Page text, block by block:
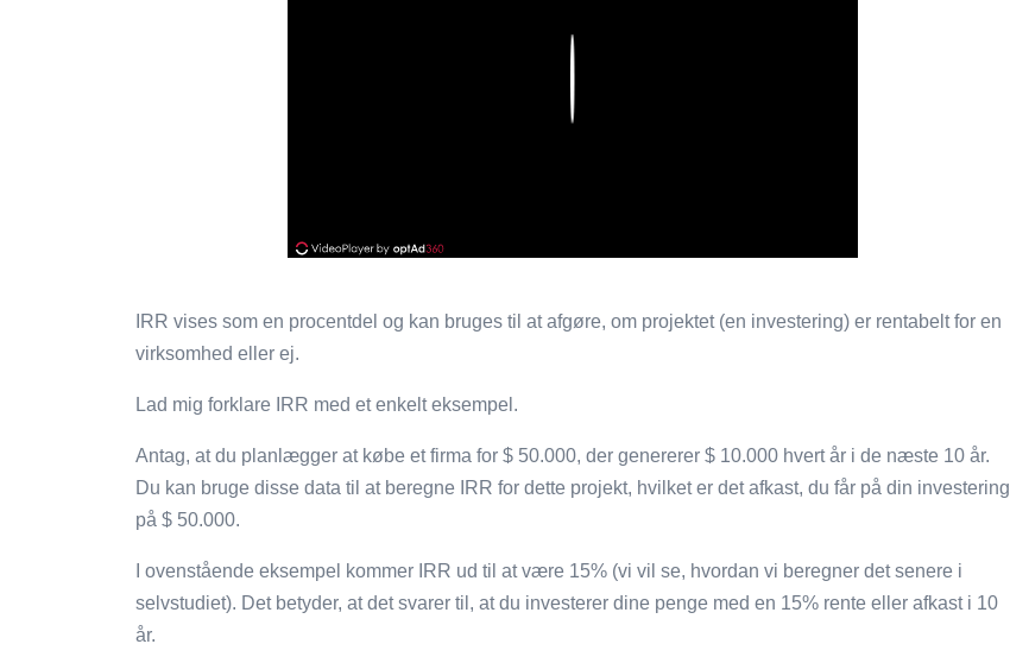
IRR vises som en procentdel og kan bruges til at afgøre, om projektet (en investering) er rentabelt for en
virksomhed eller ej.
Lad mig forklare IRR med et enkelt eksempel.
Antag, at du planlægger at købe et firma for $ 50.000, der genererer $ 10.000 hvert år i de næste 10 år.
Du kan bruge disse data til at beregne IRR for dette projekt, hvilket er det afkast, du får på din investering
på $ 50.000.
I ovenstående eksempel kommer IRR ud til at være 15% (vi vil se, hvordan vi beregner det senere i
selvstudiet). Det betyder, at det svarer til, at du investerer dine penge med en 15% rente eller afkast i 10
år.